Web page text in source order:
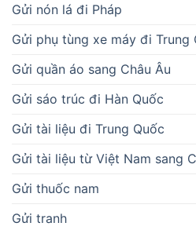
Gửi nón lá đi Pháp
Gửi phụ tùng xe máy đi Trung
Gửi quần áo sang Châu Âu
Gửi sáo trúc đi Hàn Quốc
Gửi tài liệu đi Trung Quốc
Gửi tài liệu từ Việt Nam sang
Gửi thuốc nam
Gửi tranh